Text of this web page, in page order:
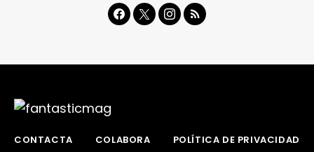
CONTACTA COLABORA POLÍTICA DE PRIVACIDAD